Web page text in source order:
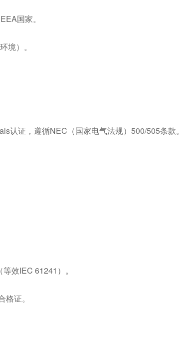
国家。
境）。
认证，遵循NEC（国家电气法规）500/505条款。
效IEC 61241）。
证。